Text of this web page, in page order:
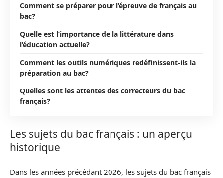
Comment se préparer pour l’épreuve de français au
bac?
Quelle est l’importance de la littérature dans
l’éducation actuelle?
Comment les outils numériques redéfinissent-ils la
préparation au bac?
Quelles sont les attentes des correcteurs du bac
français?
Les sujets du bac français : un aperçu
historique
Dans les années précédant 2026, les sujets du bac français